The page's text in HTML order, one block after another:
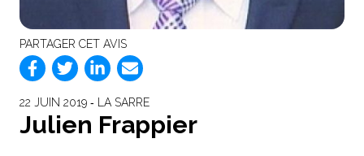
PARTAGER CET AVIS
22 JUIN 2019 ‐ LA SARRE
Julien Frappier